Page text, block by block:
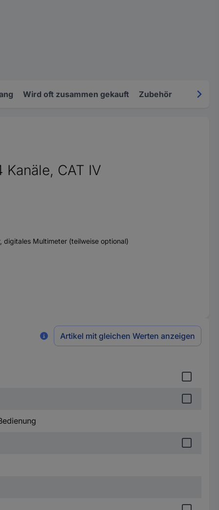
Wird oft zusammen gekauft Zubehör
CAT IV
digitales Multimeter (teilweise optional)
Artikel mit gleichen Werten anzeigen